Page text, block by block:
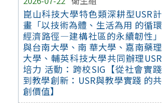
崑山科技大學特色類深耕型USR計
畫「以技術為體、生活為用 的循環
經濟路徑—建構社區的永續韌性」
與台南大學、南 華大學、嘉南藥理
大學、輔英科技大學共同辦理USR
培力 活動：跨校SIG【從社會實踐
到教學創新：USR與教學實踐 的共
創價值】